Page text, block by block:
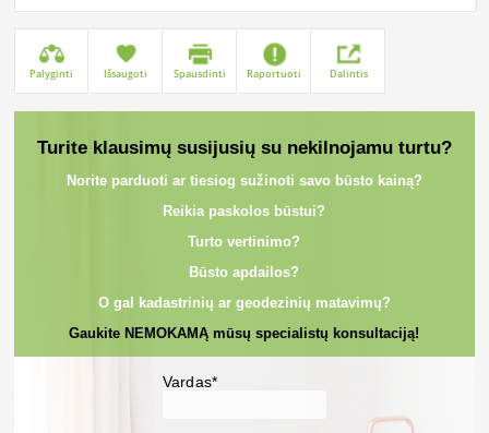
Palyginti Išsaugoti Spausdinti Raportuoti Dalintis
Turite klausimų susijusių su nekilnojamu turtu?
Norite parduoti ar tiesiog sužinoti savo būsto kainą?
Reikia paskolos būstui?
Turto vertinimo?
Būsto apdailos?
O gal kadastrinių ar geodezinių matavimų?
Gaukite NEMOKAMĄ mūsų specialistų konsultaciją!
Vardas*